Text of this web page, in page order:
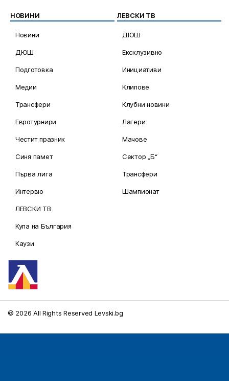
НОВИНИ
Новини
ДЮШ
Подготовка
Медии
Трансфери
Евротурнири
Честит празник
Синя памет
Първа лига
Интервю
ЛЕВСКИ ТВ
Купа на България
Каузи
ЛЕВСКИ ТВ
ДЮШ
Ексклузивно
Инициативи
Клипове
Клубни новини
Лагери
Мачове
Сектор „Б“
Трансфери
Шампионат
© 2026 All Rights Reserved Levski.bg